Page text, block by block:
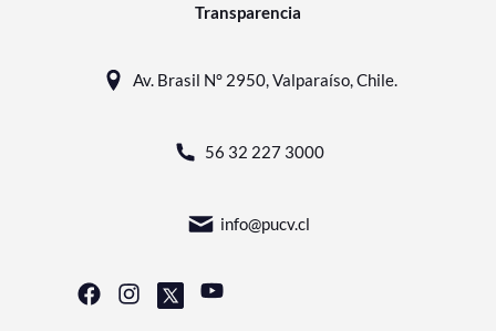
Transparencia
Av. Brasil N° 2950, Valparaíso, Chile.
56 32 227 3000
info@pucv.cl